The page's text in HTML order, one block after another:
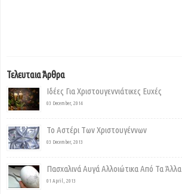
Τελευταια Άρθρα
Ιδέες Για Χριστουγεννιάτικες Ευχές
03 December, 2014
Το Αστέρι Των Χριστουγέννων
03 December, 2013
Πασχαλινά Αυγά Αλλοιώτικα Από Τα Άλλα
01 April, 2013